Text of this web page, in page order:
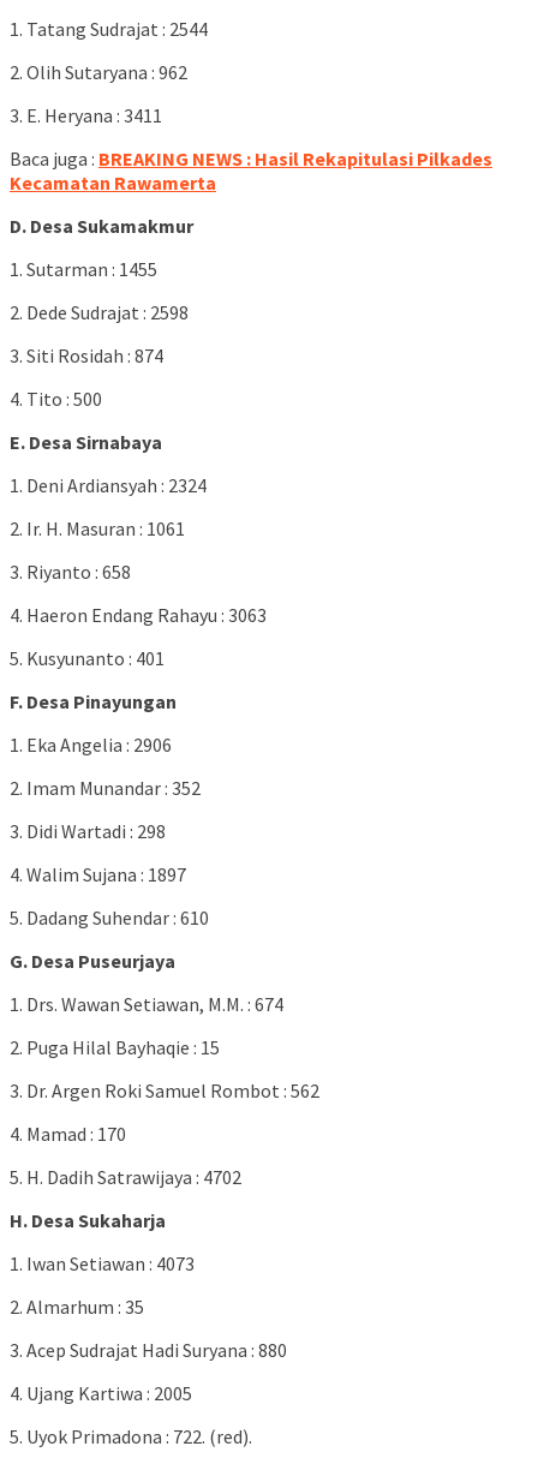
1. Tatang Sudrajat : 2544
2. Olih Sutaryana : 962
3. E. Heryana : 3411
Baca juga : BREAKING NEWS : Hasil Rekapitulasi Pilkades
Kecamatan Rawamerta
D. Desa Sukamakmur
1. Sutarman : 1455
2. Dede Sudrajat : 2598
3. Siti Rosidah : 874
4. Tito : 500
E. Desa Sirnabaya
1. Deni Ardiansyah : 2324
2. Ir. H. Masuran : 1061
3. Riyanto : 658
4. Haeron Endang Rahayu : 3063
5. Kusyunanto : 401
F. Desa Pinayungan
1. Eka Angelia : 2906
2. Imam Munandar : 352
3. Didi Wartadi : 298
4. Walim Sujana : 1897
5. Dadang Suhendar : 610
G. Desa Puseurjaya
1. Drs. Wawan Setiawan, M.M. : 674
2. Puga Hilal Bayhaqie : 15
3. Dr. Argen Roki Samuel Rombot : 562
4. Mamad : 170
5. H. Dadih Satrawijaya : 4702
H. Desa Sukaharja
1. Iwan Setiawan : 4073
2. Almarhum : 35
3. Acep Sudrajat Hadi Suryana : 880
4. Ujang Kartiwa : 2005
5. Uyok Primadona : 722. (red).